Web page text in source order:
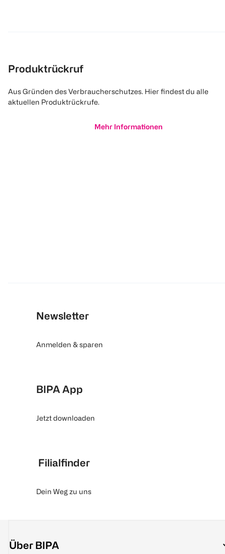
Produktrückruf
Aus Gründen des Verbraucherschutzes. Hier findest du alle
aktuellen Produktrückrufe.
Mehr Informationen
Newsletter
Anmelden & sparen
BIPA App
Jetzt downloaden
Filialfinder
Dein Weg zu uns
Über BIPA